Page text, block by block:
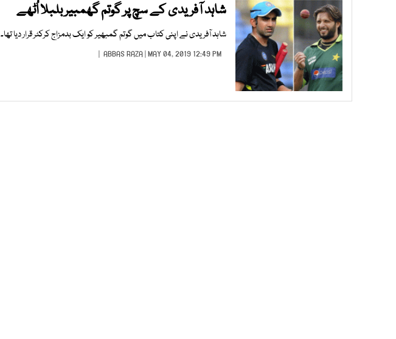
شاہد آفریدی کے سچ پر گوتم گھمبیر بلبلا اُٹھے
شاہد آفریدی نے اپنی کتاب میں گوتم گمبھیر کو ایک بدمزاج کرکٹر قرار دیا تھا۔
ABBAS RAZA| MAY 04, 2019 12:49 PM |